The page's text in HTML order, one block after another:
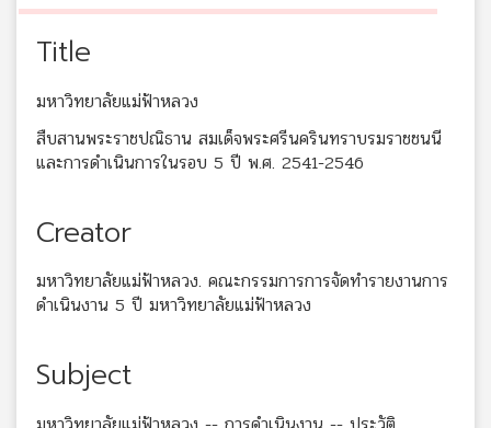
Title
มหาวิทยาลัยแม่ฟ้าหลวง
สืบสานพระราชปณิธาน สมเด็จพระศรีนครินทราบรมราชชนนี
และการดำเนินการในรอบ 5 ปี พ.ศ. 2541-2546
Creator
มหาวิทยาลัยแม่ฟ้าหลวง. คณะกรรมการการจัดทำรายงานการ
ดำเนินงาน 5 ปี มหาวิทยาลัยแม่ฟ้าหลวง
Subject